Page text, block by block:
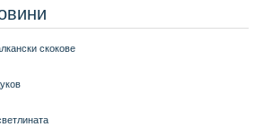
скокове